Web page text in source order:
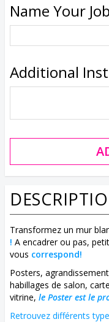
Name Your Job
Additional
Transformez un mur
! A encadrer ou pas,
vous correspond!
Posters,
habillages de salon,
vitrine, le Poster est le
Retrouvez différents